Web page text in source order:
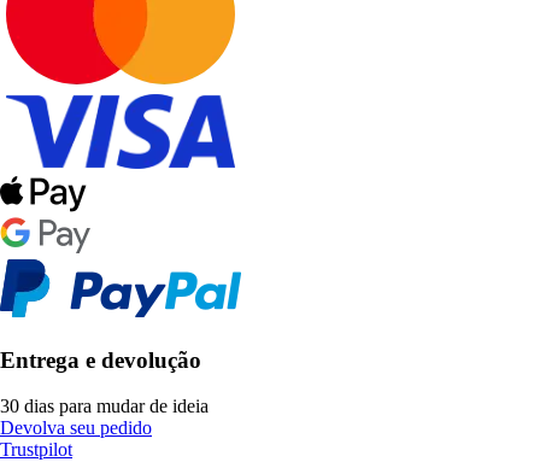
Entrega e devolução
30 dias para mudar de ideia
Devolva seu pedido
Trustpilot